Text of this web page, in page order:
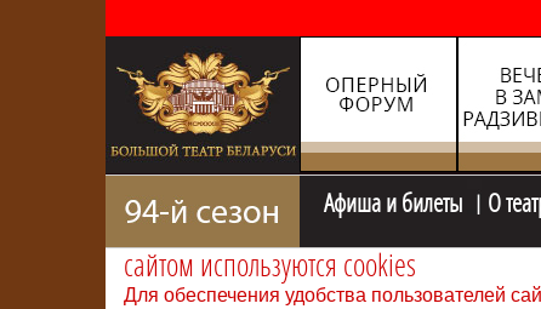
Афиша и билеты О
сайтом используются cookies
Для обеспечения удобства пользователей